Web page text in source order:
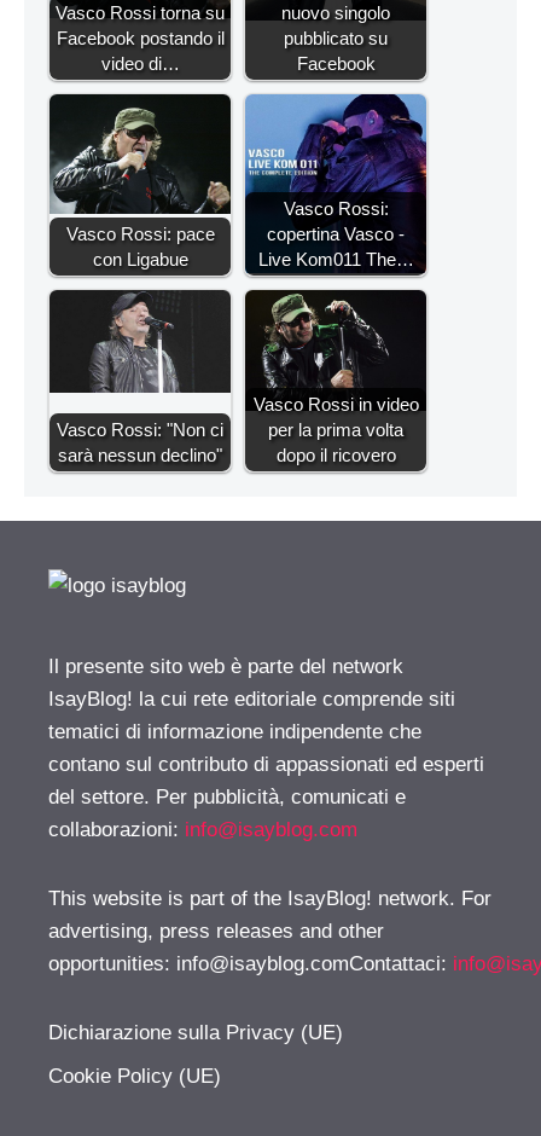
Vasco Rossi torna su
Facebook postando il
video di…
nuovo singolo
pubblicato su
Facebook
Vasco Rossi: pace
con Ligabue
Vasco Rossi:
copertina Vasco -
Live Kom011 The…
Vasco Rossi: "Non ci
sarà nessun declino"
Vasco Rossi in video
per la prima volta
dopo il ricovero
Il presente sito web è parte del network
IsayBlog! la cui rete editoriale comprende siti
tematici di informazione indipendente che
contano sul contributo di appassionati ed esperti
del settore. Per pubblicità, comunicati e
collaborazioni: info@isayblog.com
This website is part of the IsayBlog! network. For
advertising, press releases and other
opportunities: info@isayblog.comContattaci:
Dichiarazione sulla Privacy (UE)
Cookie Policy (UE)